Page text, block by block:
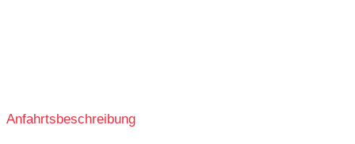
Anfahrtsbeschreibung